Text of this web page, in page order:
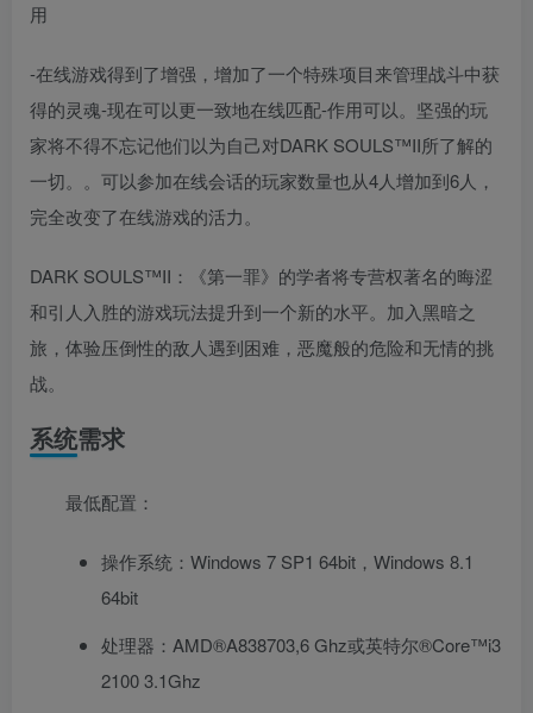
用
-在线游戏得到了增强，增加了一个特殊项目来管理战斗中获
得的灵魂-现在可以更一致地在线匹配-作用可以。坚强的玩
家将不得不忘记他们以为自己对DARK SOULS™II所了解的
一切。。可以参加在线会话的玩家数量也从4人增加到6人，
完全改变了在线游戏的活力。
DARK SOULS™II：《第一罪》的学者将专营权著名的晦涩
和引人入胜的游戏玩法提升到一个新的水平。加入黑暗之
旅，体验压倒性的敌人遇到困难，恶魔般的危险和无情的挑
战。
系统需求
最低配置：
操作系统：Windows 7 SP1 64bit，Windows 8.1
64bit
处理器：AMD®A838703,6 Ghz或英特尔®Core™i3
2100 3.1Ghz